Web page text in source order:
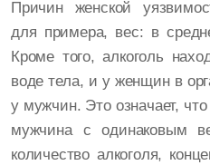
Причин женской
для примера, вес: в
Кроме того, алкоголь
воде тела, и у женщин в
у мужчин. Это означает,
мужчина с одинаковым
количество алкоголя,